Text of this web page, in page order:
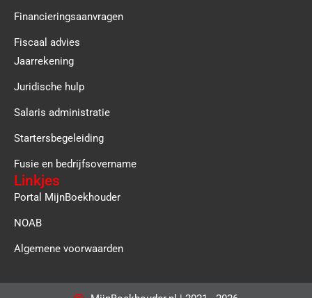
Financieringsaanvragen
Fiscaal advies
Jaarrekening
Juridische hulp
Salaris administratie
Startersbegeleiding
Fusie en bedrijfsovername
Linkjes
Portal MijnBoekhouder
NOAB
Algemene voorwaarden